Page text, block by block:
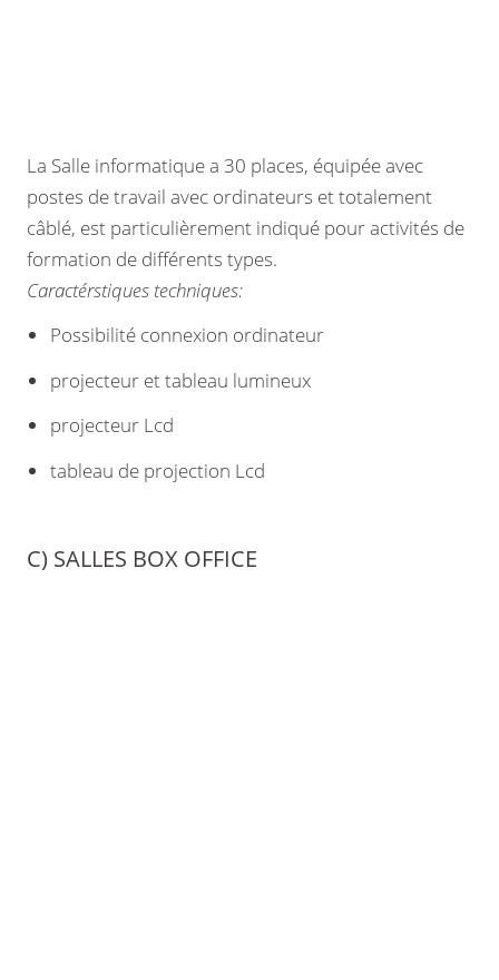
La Salle informatique a 30 places, équipée avec
postes de travail avec ordinateurs et totalement
câblé, est particulièrement indiqué pour activités de
formation de différents types.
Caractérstiques techniques:
Possibilité connexion ordinateur
projecteur et tableau lumineux
projecteur Lcd
tableau de projection Lcd
C) SALLES BOX OFFICE